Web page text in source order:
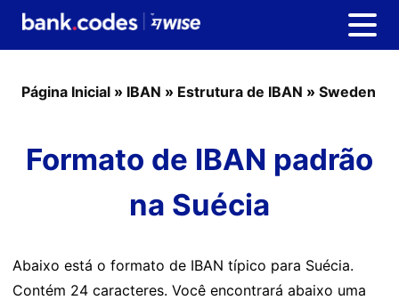
Página Inicial » IBAN » Estrutura de IBAN » Sweden
Formato de IBAN padrão
na Suécia
Abaixo está o formato de IBAN típico para Suécia.
Contém 24 caracteres. Você encontrará abaixo uma